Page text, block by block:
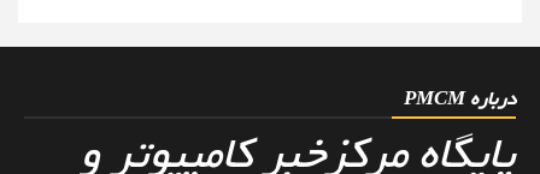
درباره PMCM
پایگاه مرکزخبر کامپیوتر و